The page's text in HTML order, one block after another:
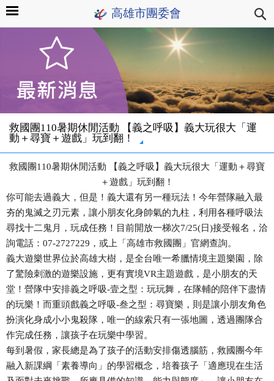
高雄市團委會
救國團110暑期休閒活動 【義之呼吸】義大玩很大「運
動＋尋寶＋遊戲」玩到翻！
救國團110暑期休閒活動 【義之呼吸】義大玩很大「運動＋尋寶
＋遊戲」玩到翻！
你可能去過義大，但是！義大還有另一種玩法！今年營隊融入最
夯的鬼滅之刃元素，讓小朋友化身帥氣的九柱，利用各種呼吸法
尋找十二鬼月，玩成任務！目前開放一梯次7/25(日)接受報名，洽
詢電話：07-2727229，或上「高雄市救國團」官網查詢。
義大遊樂世界位於高雄大樹，是全台唯一希臘情境主題樂園，除
了驚險刺激的遊樂設施，更有實境VR主題遊戲，是小朋友的天
堂！營隊中安排義之呼吸-壹之型：玩玩舞，在隊輔的陪伴下盡情
的玩樂！而重頭戲義之呼吸-叁之型：尋寶樂，則是讓小朋友角色
扮演化身成小小鬼殺隊，唯一的線索只有一張地圖，透過團隊合
作完成任務，讓孩子在玩樂中學習。
每到暑假，家長總是為了孩子的活動安排傷透腦筋，救國團今年
融入新課綱「素養導向」的學習概念，培養孩子「適應現在生活